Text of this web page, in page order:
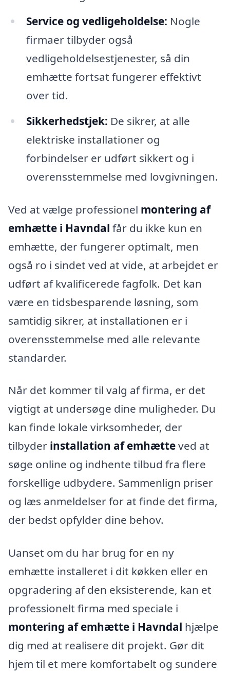
Service og vedligeholdelse: Nogle
firmaer tilbyder også
vedligeholdelsestjenester, så din
emhætte fortsat fungerer effektivt
over tid.
Sikkerhedstjek: De sikrer, at alle
elektriske installationer og
forbindelser er udført sikkert og i
overensstemmelse med lovgivningen.
Ved at vælge professionel montering af
emhætte i Havndal får du ikke kun en
emhætte, der fungerer optimalt, men
også ro i sindet ved at vide, at arbejdet er
udført af kvalificerede fagfolk. Det kan
være en tidsbesparende løsning, som
samtidig sikrer, at installationen er i
overensstemmelse med alle relevante
standarder.
Når det kommer til valg af firma, er det
vigtigt at undersøge dine muligheder. Du
kan finde lokale virksomheder, der
tilbyder installation af emhætteved at
søge online og indhente tilbud fra flere
forskellige udbydere. Sammenlign priser
og læs anmeldelser for at finde det firma,
der bedst opfylder dine behov.
Uanset om du har brug for en ny
emhætte installeret i dit køkken eller en
opgradering af den eksisterende, kan et
professionelt firma med speciale i
montering af emhætte i Havndal hjælpe
dig med at realisere dit projekt. Gør dit
hjem til et mere komfortabelt og sundere